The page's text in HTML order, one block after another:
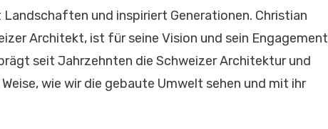
und inspiriert Generationen. Christian
Architekt, ist für seine Vision und sein Engagement
seit Jahrzehnten die Schweizer Architektur und
wie wir die gebaute Umwelt sehen und mit ihr